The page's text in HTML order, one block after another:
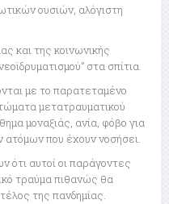
ουσιών, αλόγιστη
και της κοινωνικής
στα σπίτια.
με το παρατεταμένο
μετατραυματικού
μοναξιάς, ανία, φόβο για
ατόμων που έχουν νοσήσει.
ότι αυτοί οι παράγοντες
τραύμα πιθανώς θα
της πανδημίας.